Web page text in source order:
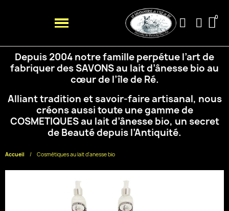
Depuis 2004 notre famille perpétue l’art de
fabriquer des SAVONS au lait d’ânesse bio au
cœur de l’île de Ré.
Alliant tradition et savoir-faire artisanal, nous
créons aussi toute une gamme de
COSMETIQUES au lait d’ânesse bio, un secret
de Beauté depuis l’Antiquité.
Accueil Cosmétiques au lait d'anesse bio